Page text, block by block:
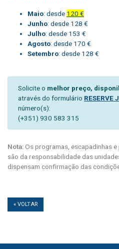
Maio: desde 120 €
Junho: desde 128 €
Julho: desde 153 €
Agosto: desde 170 €
Setembro: desde 128 €
Solicite o melhor preço,
através do formulário RESERVE
número(s):
(+351) 930 583 315
Nota:Os programas, escapadinhas
são da responsabilidade das
dispensam confirmação das
« VOLTAR